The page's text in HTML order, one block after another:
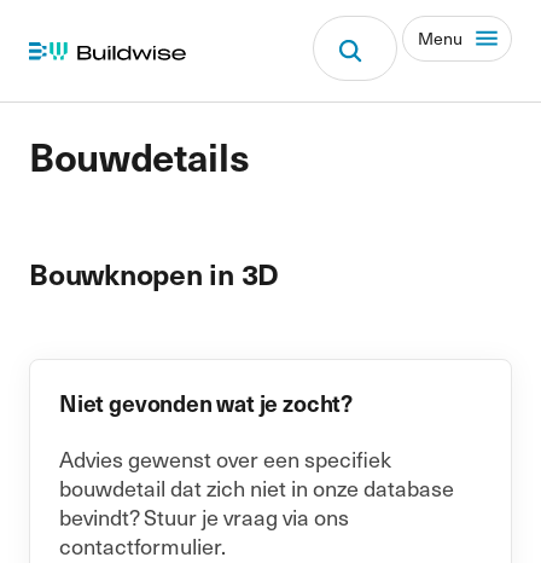
Menu
Bouwdetails
Bouwknopen in 3D
Niet gevonden wat je zocht?
Advies gewenst over een specifiek
bouwdetail dat zich niet in onze database
bevindt? Stuur je vraag via ons
contactformulier.